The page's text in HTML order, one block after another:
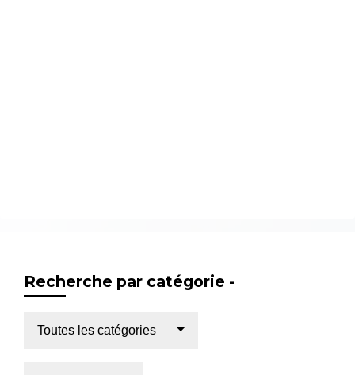
Recherche par catégorie -
Toutes les catégories